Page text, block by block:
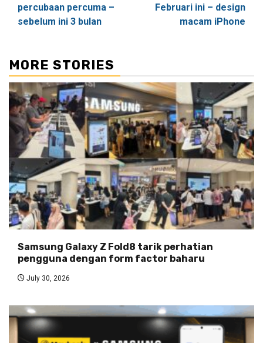
percubaan percuma –
sebelum ini 3 bulan
Februari ini – design
macam iPhone
MORE STORIES
Samsung Galaxy Z Fold8 tarik perhatian
pengguna dengan form factor baharu
July 30, 2026